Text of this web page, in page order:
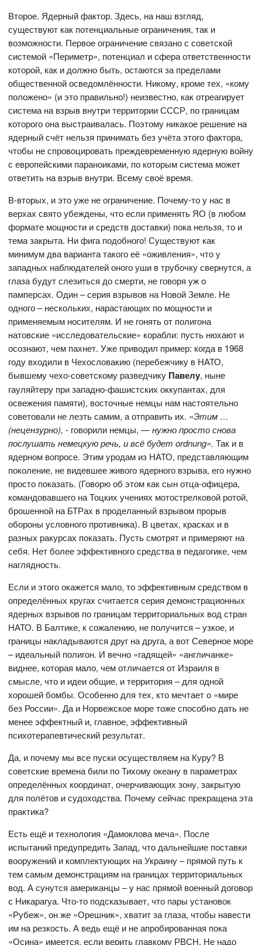
Второе. Ядерный фактор. Здесь, на наш взгляд,
существуют как потенциальные ограничения, так и
возможности. Первое ограничение связано с советской
системой «Периметр», потенциал и сфера ответственности
которой, как и должно быть, остаются за пределами
общественной осведомлённости. Никому, кроме тех, «кому
положено» (и это правильно!) неизвестно, как отреагирует
система на взрыв внутри территории СССР, по границам
которого она выстраивалась. Поэтому никакое решение на
ядерный счёт нельзя принимать без учёта этого фактора,
чтобы не спровоцировать преждевременную ядерную войну
с европейскими параноиками, по которым система может
ответить на взрыв внутри. Всему своё время.
В-вторых, и это уже не ограничение. Почему-то у нас в
верхах свято убеждены, что если применять ЯО (в любом
формате мощности и средств доставки) пока нельзя, то и
тема закрыта. Ни фига подобного! Существуют как
минимум два варианта такого её «оживления», что у
западных наблюдателей оного уши в трубочку свернутся, а
глаза будут слезиться до смерти, не говоря уж о
памперсах. Один – серия взрывов на Новой Земле. Не
одного – нескольких, нарастающих по мощности и
применяемым носителям. И не гонять от полигона
натовские «исследовательские» корабли: пусть нюхают и
осознают, чем пахнет. Уже приводил пример: когда в 1968
году входили в Чехословакию (перебежчику в НАТО,
бывшему чехо-советскому разведчику Павелу, ныне
гауляйтеру при западно-фашистских оккупантах, для
освежения памяти), восточные немцы нам настоятельно
советовали не лезть самим, а отправить их. «Этим …
(нецензурно), - говорили немцы, —нужно просто снова
послушать немецкую речь, и всё будетordnung». Так и в
ядерном вопросе. Этим уродам из НАТО, представляющим
поколение, не видевшее живого ядерного взрыва, его нужно
просто показать. (Говорю об этом как сын отца-офицера,
командовавшего на Тоцких учениях мотострелковой ротой,
брошенной на БТРах в проделанный взрывом прорыв
обороны условного противника). В цветах, красках и в
разных ракурсах показать. Пусть смотрят и примеряют на
себя. Нет более эффективного средства в педагогике, чем
наглядность.
Если и этого окажется мало, то эффективным средством в
определённых кругах считается серия демонстрационных
ядерных взрывов по границам территориальных вод стран
НАТО. В Балтике, к сожалению, не получится – узкое, и
границы накладываются друг на друга, а вот Северное море
– идеальный полигон. И вечно «гадящей» «англичанке»
виднее, которая мало, чем отличается от Израиля в
смысле, что и идеи общие, и территория – для одной
хорошей бомбы. Особенно для тех, кто мечтает о «мире
без России». Да и Норвежское море тоже способно дать не
менее эффектный и, главное, эффективный
психотерапевтический результат.
Да, и почему мы все пуски осуществляем на Куру? В
советские времена били по Тихому океану в параметрах
определённых координат, очерчивающих зону, закрытую
для полётов и судоходства. Почему сейчас прекращена эта
практика?
Есть ещё и технология «Дамоклова меча». После
испытаний предупредить Запад, что дальнейшие поставки
вооружений и комплектующих на Украину – прямой путь к
тем самым демонстрациям на границах территориальных
вод. А сунутся американцы – у нас прямой военный договор
с Никарагуа. Что-то подсказывает, что пары установок
«Рубеж», он же «Орешник», хватит за глаза, чтобы навести
им на резкость. А ведь ещё и не апробированная пока
«Осина» имеется, если верить главкому РВСН. Не надо